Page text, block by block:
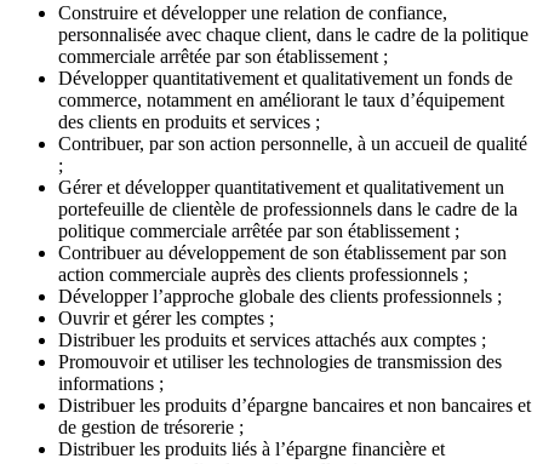
Construire et développer une relation de confiance,
personnalisée avec chaque client, dans le cadre de la politique
commerciale arrêtée par son établissement ;
Développer quantitativement et qualitativement un fonds de
commerce, notamment en améliorant le taux d’équipement
des clients en produits et services ;
Contribuer, par son action personnelle, à un accueil de qualité
;
Gérer et développer quantitativement et qualitativement un
portefeuille de clientèle de professionnels dans le cadre de la
politique commerciale arrêtée par son établissement ;
Contribuer au développement de son établissement par son
action commerciale auprès des clients professionnels ;
Développer l’approche globale des clients professionnels ;
Ouvrir et gérer les comptes ;
Distribuer les produits et services attachés aux comptes ;
Promouvoir et utiliser les technologies de transmission des
informations ;
Distribuer les produits d’épargne bancaires et non bancaires et
de gestion de trésorerie ;
Distribuer les produits liés à l’épargne financière et